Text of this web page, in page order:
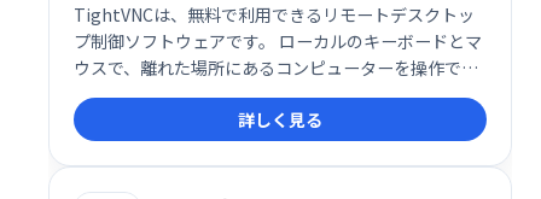
TightVNCは、無料で利用できるリモートデスクトッ
プ制御ソフトウェアです。 ローカルのキーボードとマ
ウスで、離れた場所にあるコンピューターを操作でき
ます。まるで目の前にあるかのように、リモートコン
ピューターのデスクトップを制御し、作業効率を向上
させましょう。
詳しく見る